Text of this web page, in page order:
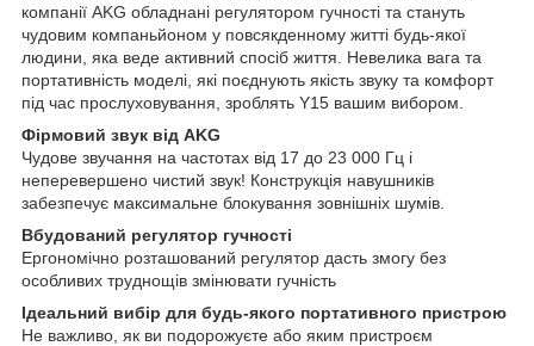
компанії AKG обладнані регулятором гучності та стануть
чудовим компаньйоном у повсякденному житті будь-якої
людини, яка веде активний спосіб життя. Невелика вага та
портативність моделі, які поєднують якість звуку та комфорт
під час прослуховування, зроблять Y15 вашим вибором.
Фірмовий звук від AKG
Чудове звучання на частотах від 17 до 23 000 Гц і
неперевершено чистий звук! Конструкція навушників
забезпечує максимальне блокування зовнішніх шумів.
Вбудований регулятор гучності
Ергономічно розташований регулятор дасть змогу без
особливих труднощів змінювати гучність
Ідеальний вибір для будь-якого портативного пристрою
Не важливо, як ви подорожуєте або яким пристроєм